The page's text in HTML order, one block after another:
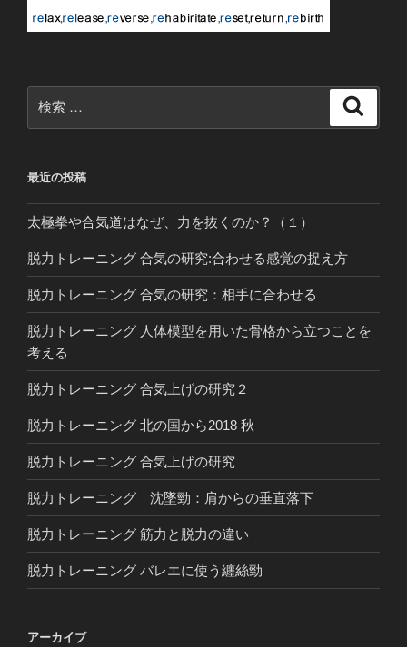
索:
最近の投稿
太極拳や合気道はなぜ、力を抜くのか？（１）
脱力トレーニング 合気の研究:合わせる感覚の捉え方
脱力トレーニング 合気の研究：相手に合わせる
脱力トレーニング 人体模型を用いた骨格から立つことを
考える
脱力トレーニング 合気上げの研究２
脱力トレーニング 北の国から2018 秋
脱力トレーニング 合気上げの研究
脱力トレーニング 沈墜勁：肩からの垂直落下
脱力トレーニング 筋力と脱力の違い
脱力トレーニング バレエに使う纏絲勁
アーカイブ